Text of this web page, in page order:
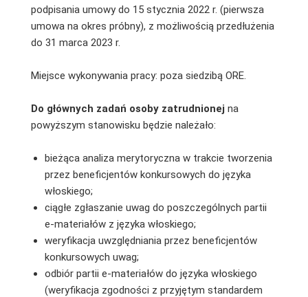
podpisania umowy do 15 stycznia 2022 r. (pierwsza
umowa na okres próbny), z możliwością przedłużenia
do 31 marca 2023 r.
Miejsce wykonywania pracy: poza siedzibą ORE.
Do głównych zadań osoby zatrudnionej na
powyższym stanowisku będzie należało:
bieżąca analiza merytoryczna w trakcie tworzenia
przez beneficjentów konkursowych do języka
włoskiego;
ciągłe zgłaszanie uwag do poszczególnych partii
e-materiałów z języka włoskiego;
weryfikacja uwzględniania przez beneficjentów
konkursowych uwag;
odbiór partii e-materiałów do języka włoskiego
(weryfikacja zgodności z przyjętym standardem